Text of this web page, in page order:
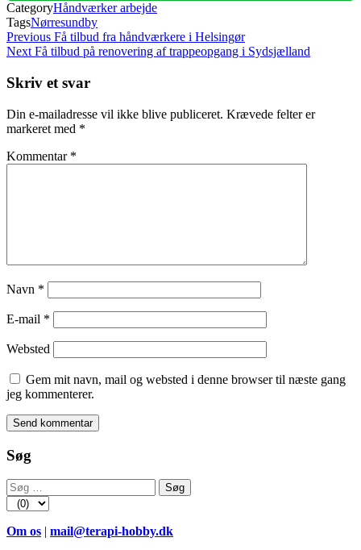
CategoryHåndværker arbejde
TagsNørresundby
Indlægsnavigation
Previous
Post
Previous Få tilbud fra håndværkere i Helsingør
Next
Next Få tilbud på renovering af trappeopgang i Sydsjælland
Skriv et svar
Din e-mailadresse vil ikke blive publiceret. Krævede felter er
markeret med *
Kommentar *
Navn *
E-mail *
Websted
Gem mit navn, mail og websted i denne browser til næste gang
jeg kommenterer.
Søg
Søg
efter:
Om os | mail@terapi-hobby.dk